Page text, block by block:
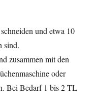
und etwa 10
sind.
zusammen mit den
oder
Bei Bedarf 1 bis 2 TL